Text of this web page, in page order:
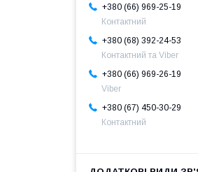
+380 (66) 969-25-19
Контактний
+380 (68) 392-24-53
Контактний та Viber
+380 (66) 969-26-19
Viber
+380 (67) 450-30-29
Контактний